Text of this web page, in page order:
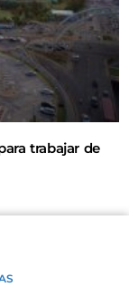
trabajar de